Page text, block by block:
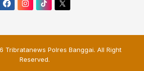
Tribratanews Polres Banggai. All Right
Reserved.